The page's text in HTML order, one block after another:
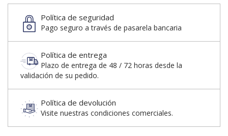
Política de seguridad
Pago seguro a través de pasarela bancaria
Política de entrega
Plazo de entrega de 48 / 72 horas desde la
validación de su pedido.
Política de devolución
Visite nuestras condiciones comerciales.